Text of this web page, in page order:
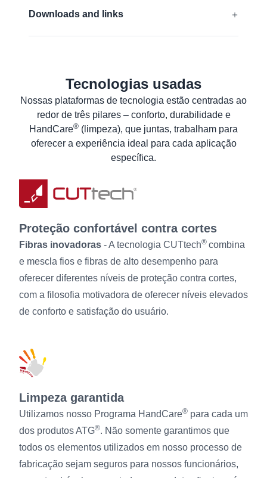
Downloads and links
Especificações Técnicas de Segurança do
Material
Planilha de dados de produto
Instruções de Lavagem
Informação ao Utilizador
Tecnologias usadas
Nossas plataformas de tecnologia estão centradas ao
redor de três pilares – conforto, durabilidade e
HandCare® (limpeza), que juntas, trabalham para
oferecer a experiência ideal para cada aplicação
específica.
Proteção confortável contra cortes
Fibras inovadoras - A tecnologia CUTtech® combina
e mescla fios e fibras de alto desempenho para
oferecer diferentes níveis de proteção contra cortes,
com a filosofia motivadora de oferecer níveis elevados
de conforto e satisfação do usuário.
Limpeza garantida
Utilizamos nosso Programa HandCare® para cada um
dos produtos ATG®. Não somente garantimos que
todos os elementos utilizados em nosso processo de
fabricação sejam seguros para nossos funcionários,